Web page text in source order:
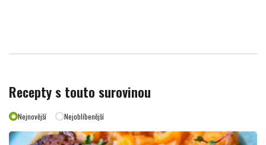
Recepty s touto surovinou
Nejnovější Nejoblíbenější